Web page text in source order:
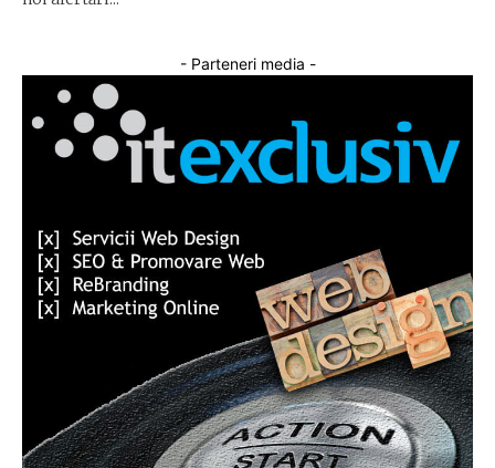
- Parteneri media -